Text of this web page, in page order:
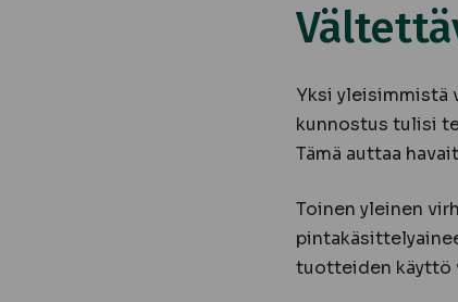
Yksi yleisimmistä
kunnostus tulisi
Tämä auttaa
Toinen yleinen
tuotteiden käyttö